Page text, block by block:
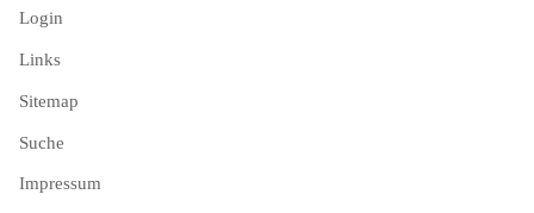
Login
Links
Sitemap
Suche
Impressum